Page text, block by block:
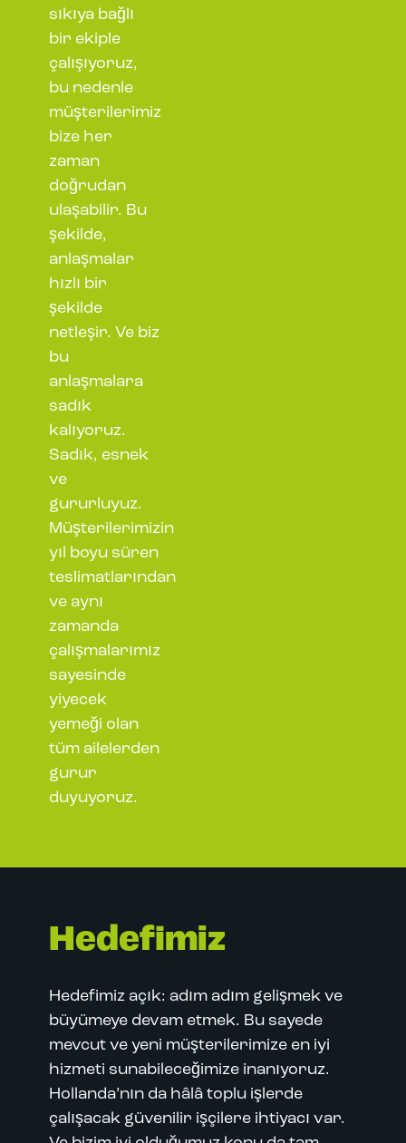
sıkıya bağlı
bir ekiple
çalışıyoruz,
bu nedenle
müşterilerimiz
bize her
zaman
doğrudan
ulaşabilir. Bu
şekilde,
anlaşmalar
hızlı bir
şekilde
netleşir. Ve biz
bu
anlaşmalara
sadık
kalıyoruz.
Sadık, esnek
ve
gururluyuz.
Müşterilerimizin
yıl boyu süren
teslimatlarından
ve aynı
zamanda
çalışmalarımız
sayesinde
yiyecek
yemeği olan
tüm ailelerden
gurur
duyuyoruz.
Hedefimiz
Hedefimiz açık: adım adım gelişmek ve
büyümeye devam etmek. Bu sayede
mevcut ve yeni müşterilerimize en iyi
hizmeti sunabileceğimize inanıyoruz.
Hollanda’nın da hâlâ toplu işlerde
çalışacak güvenilir işçilere ihtiyacı var.